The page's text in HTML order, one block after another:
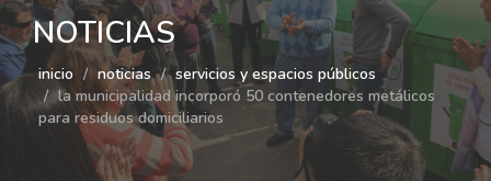
NOTICIAS
inicio noticias
servicios y espacios públicos
la municipalidad incorporó 50 contenedores metálicos
para residuos domiciliarios